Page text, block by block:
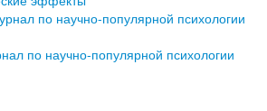
по научно-популярной психологии
по научно-популярной психологии